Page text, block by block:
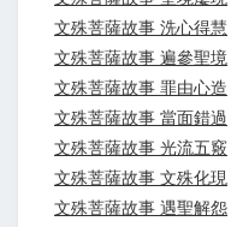
文殊菩薩故事 洗心得慧
文殊菩薩故事 遍參聖境
文殊菩薩故事 罪由心造
文殊菩薩故事 當面錯過
文殊菩薩故事 光流五竅
文殊菩薩故事 文殊化現
文殊菩薩故事 遇聖解怨